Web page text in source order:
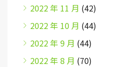
2022 年 11 月 (42)
2022 年 10 月 (44)
2022 年 9 月 (44)
2022 年 8 月 (70)